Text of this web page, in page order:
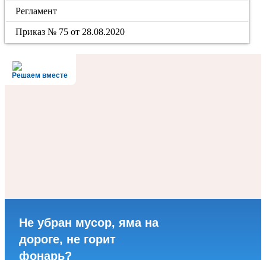
Регламент
Приказ № 75 от 28.08.2020
Решаем вместе
Не убран мусор, яма на
дороге, не горит
фонарь?